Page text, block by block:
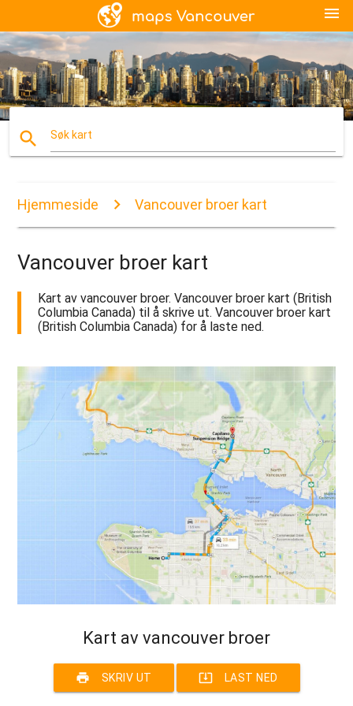
menu
search Søk kart
Hjemmeside Vancouver broer kart
Vancouver broer kart
Kart av vancouver broer. Vancouver broer kart (British
Columbia Canada) til å skrive ut. Vancouver broer kart
(British Columbia Canada) for å laste ned.
Kart av vancouver broer
print SKRIV UT system_update_alt LAST NED